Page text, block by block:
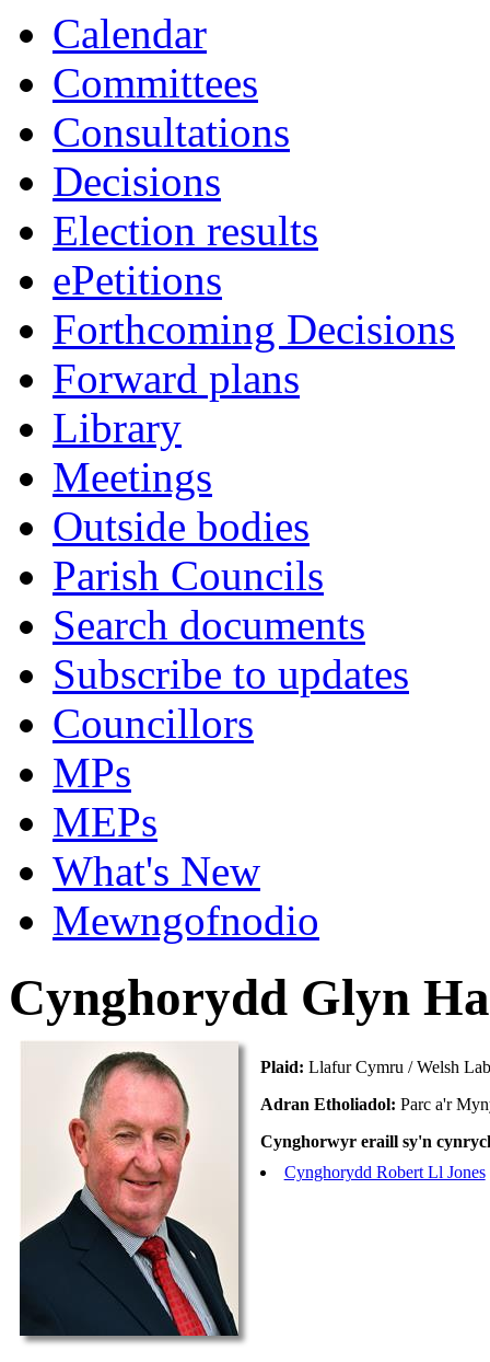
Calendar
Committees
Consultations
Decisions
Election results
ePetitions
Forthcoming Decisions
Forward plans
Library
Meetings
Outside bodies
Parish Councils
Search documents
Subscribe to updates
Councillors
MPs
MEPs
What's New
Mewngofnodio
Cynghorydd Glyn
Plaid: Llafur Cymru / Welsh
Adran Etholiadol: Parc a'r
Cynghorwyr eraill sy'n
Cynghorydd Robert Ll Jones